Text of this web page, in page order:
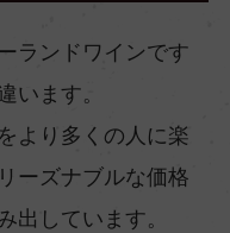
ランドワインです
います。
より多くの人に楽
ーズナブルな価格
出しています。